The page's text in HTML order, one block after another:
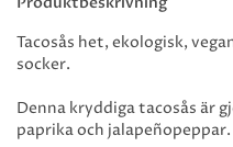
Tacosås het, ekologisk,
socker.
Denna kryddiga tacosås är
paprika och jalapeñopeppar.